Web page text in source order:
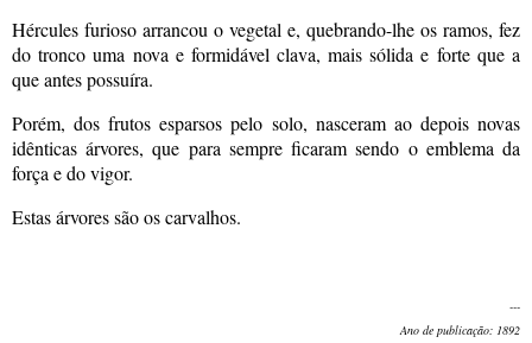
Hércules furioso arrancou o vegetal e, quebrando-lhe os ramos, fez
do tronco uma nova e formidável clava, mais sólida e forte que a
que antes possuíra.
Porém, dos frutos esparsos pelo solo, nasceram ao depois novas
idênticas árvores, que para sempre ficaram sendo o emblema da
força e do vigor.
Estas árvores são os carvalhos.
---
Ano de publicação: 1892